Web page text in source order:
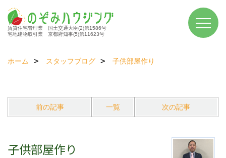
賃貸住宅管理業 国土交通大臣(2)第1586号
宅地建物取引業 京都府知事(5)第11623号
ホーム スタッフブログ 子供部屋作り
前の記事 一覧 次の記事
子供部屋作り